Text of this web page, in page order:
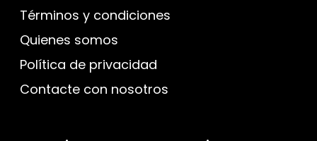
Términos y condiciones
Quienes somos
Política de privacidad
Contacte con nosotros